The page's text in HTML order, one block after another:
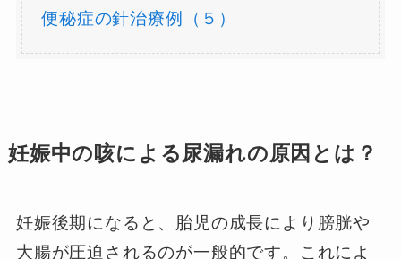
便秘症の針治療例（５）
妊娠中の咳による尿漏れの原因とは？
妊娠後期になると、胎児の成長により膀胱や
大腸が圧迫されるのが一般的です。これによ